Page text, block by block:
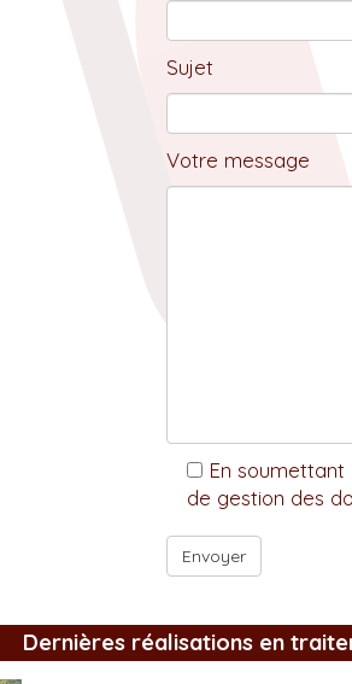
Sujet
Votre message
En
de gestion des
Dernières réalisations en